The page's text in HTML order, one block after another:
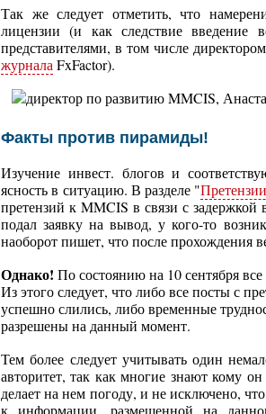
Так же следует отметить, что
лицензии (и как следствие
представителями, в том числе
журналаFxFactor).
Факты против пирамиды!
Изучение инвест. блогов и
ясность в ситуацию. В разделе "
претензий к MMCIS в связи с
подал заявку на вывод, у кого-то
наоборот пишет, что после прохождения
Однако! По состоянию на 10 сентября
Из этого следует, что либо все посты с
успешно слились, либо временные
разрешены на данный момент.
Тем более следует учитывать один
авторитет, так как многие знают кому
делает на нем погоду, и не исключено,